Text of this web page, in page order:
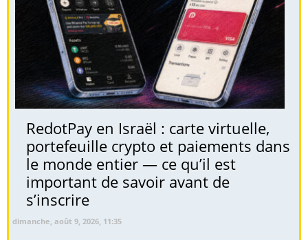
RedotPay en Israël : carte virtuelle,
portefeuille crypto et paiements dans
le monde entier — ce qu’il est
important de savoir avant de
s’inscrire
dimanche, août 9, 2026, 11:35